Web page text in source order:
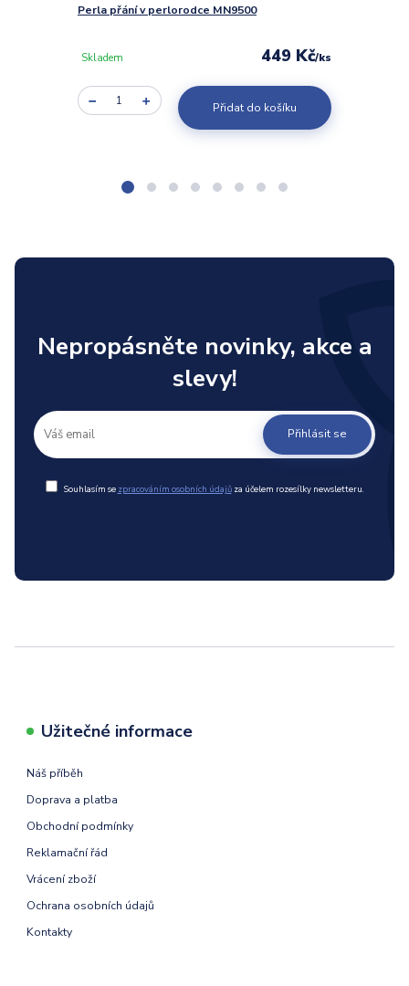
Perla přání v perlorodce MN9500
449 Kč/ks
Skladem
Přidat do košíku
Nepropásněte novinky, akce a
slevy!
Přihlásit se
Souhlasím se zpracováním osobních údajůza účelem rozesílky newsletteru.
Užitečné informace
Náš příběh
Doprava a platba
Obchodní podmínky
Reklamační řád
Vrácení zboží
Ochrana osobních údajů
Kontakty